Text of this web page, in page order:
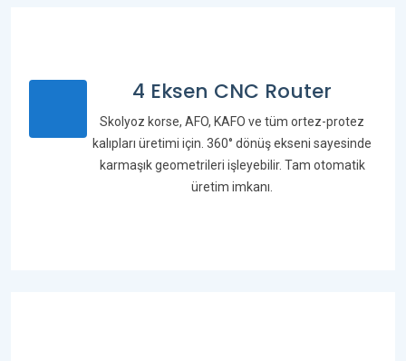
4 Eksen CNC Router
Skolyoz korse, AFO, KAFO ve tüm ortez-protez
kalıpları üretimi için. 360° dönüş ekseni sayesinde
karmaşık geometrileri işleyebilir. Tam otomatik
üretim imkanı.